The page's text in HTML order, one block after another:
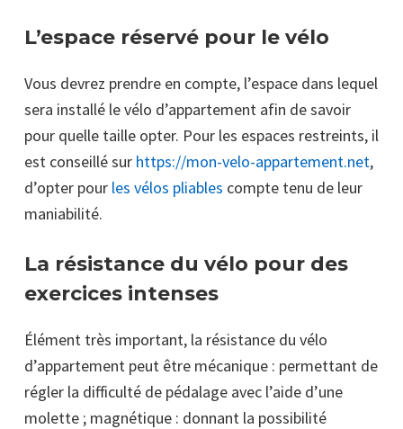
L’espace réservé pour le vélo
Vous devrez prendre en compte, l’espace dans lequel
sera installé le vélo d’appartement afin de savoir
pour quelle taille opter. Pour les espaces restreints, il
est conseillé sur https://mon-velo-appartement.net,
d’opter pour les vélos pliables compte tenu de leur
maniabilité.
La résistance du vélo pour des
exercices intenses
Élément très important, la résistance du vélo
d’appartement peut être mécanique : permettant de
régler la difficulté de pédalage avec l’aide d’une
molette ; magnétique : donnant la possibilité